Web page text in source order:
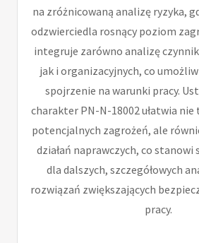
na zróżnicowaną analizę ryzyka,
odzwierciedla rosnący poziom
integruje zarówno analizę
jak i organizacyjnych, co
spojrzenie na warunki pracy.
charakter PN-N-18002 ułatwia
potencjalnych zagrożeń, ale
działań naprawczych, co
dla dalszych, szczegółowych
rozwiązań zwiększających
pracy.